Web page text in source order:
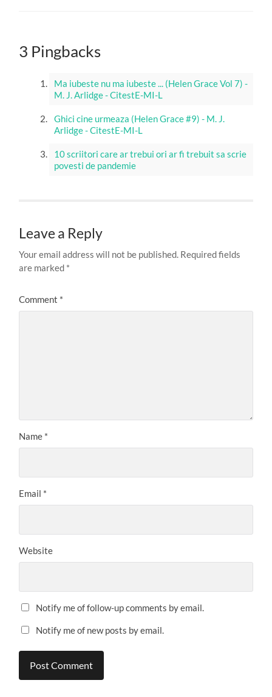
3 Pingbacks
Ma iubeste nu ma iubeste ... (Helen Grace Vol 7) -
M. J. Arlidge - CitestE-MI-L
Ghici cine urmeaza (Helen Grace #9) - M. J.
Arlidge - CitestE-MI-L
10 scriitori care ar trebui ori ar fi trebuit sa scrie
povesti de pandemie
Leave a Reply
Your email address will not be published. Required fields
are marked *
Comment *
Name *
Email *
Website
Notify me of follow-up comments by email.
Notify me of new posts by email.